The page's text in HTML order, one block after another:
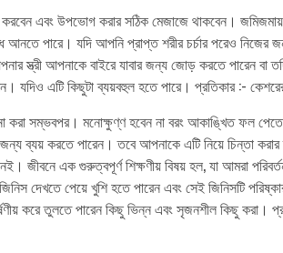
উপভোগ করার সঠিক মেজাজে থাকবেন। জমিজমায়
পারে। যদি আপনি প্রাপ্ত শরীর চর্চার পরেও
আপনাকে বাইরে যাবার জন্য জোড় করতে পারেন বা
এটি কিছুটা ব্যয়বহুল হতে পারে। প্রতিকার :- কেশরের
সম্ভবপর। মনোক্ষুণ্ণ হবেন না বরং আকাঙ্খিত ফল
ব্যয় করতে পারেন। তবে আপনাকে এটি নিয়ে চিন্তা করার
এক গুরুত্বপূর্ণ শিক্ষণীয় বিষয় হল, যা আমরা
দেখতে পেয়ে খুশি হতে পারেন এবং সেই জিনিসটি
করে তুলতে পারেন কিছু ভিন্ন এবং সৃজনশীল কিছু করা।